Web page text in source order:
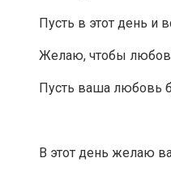
Пусть в этот день и
Желаю, чтобы
Пусть ваша любовь
В этот день желаю